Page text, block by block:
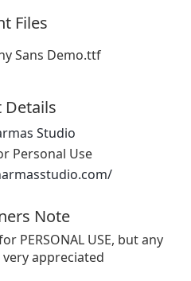
Files
Sans Demo.ttf
Details
Studio
Personal Use
Note
PERSONAL USE, but any
appreciated